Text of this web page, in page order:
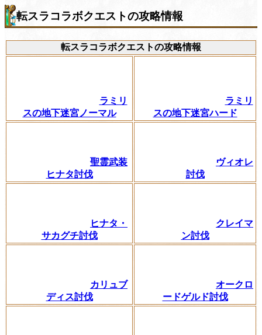
転スラコラボクエストの攻略情報
転スラコラボクエストの攻略情報
ラミリ
スの地下迷宮ノーマル
ラミリ
スの地下迷宮ハード
聖霊武装
ヒナタ討伐
ヴィオレ
討伐
ヒナタ・
サカグチ討伐
クレイマ
ン討伐
カリュブ
ディス討伐
オークロ
ードゲルド討伐